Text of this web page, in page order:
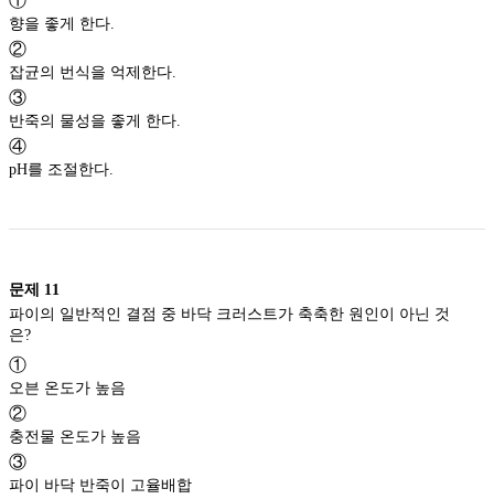
향을 좋게 한다.
②
잡균의 번식을 억제한다.
③
반죽의 물성을 좋게 한다.
④
pH를 조절한다.
문제 11
파이의 일반적인 결점 중 바닥 크러스트가 축축한 원인이 아닌 것
은?
①
오븐 온도가 높음
②
충전물 온도가 높음
③
파이 바닥 반죽이 고율배합